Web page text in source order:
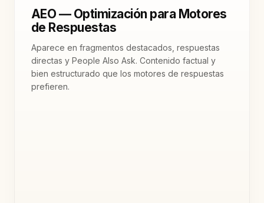
AEO — Optimización para Motores
de Respuestas
Aparece en fragmentos destacados, respuestas
directas y People Also Ask. Contenido factual y
bien estructurado que los motores de respuestas
prefieren.